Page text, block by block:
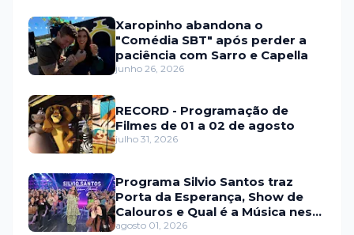
Xaropinho abandona o
"Comédia SBT" após perder a
paciência com Sarro e Capella
junho 26, 2026
RECORD - Programação de
Filmes de 01 a 02 de agosto
julho 31, 2026
Programa Silvio Santos traz
Porta da Esperança, Show de
Calouros e Qual é a Música neste
domingo (2)
agosto 01, 2026